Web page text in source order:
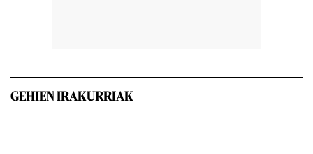
GEHIEN IRAKURRIAK